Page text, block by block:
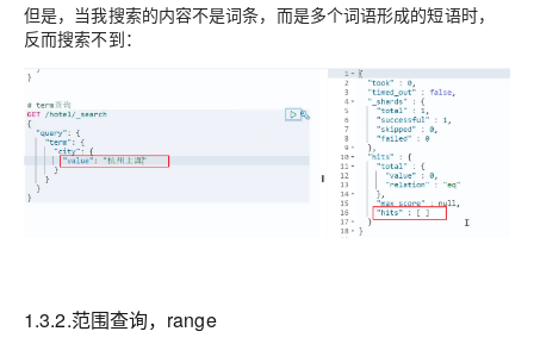
但是，当我搜索的内容不是词条，而是多个词语形成的短语时，
反而搜索不到：
1.3.2.范围查询，range